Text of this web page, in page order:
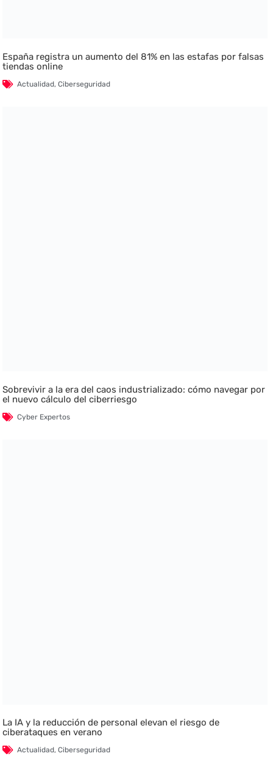
España registra un aumento del 81% en las estafas por falsas
tiendas online
Actualidad,Ciberseguridad
Sobrevivir a la era del caos industrializado: cómo navegar por
el nuevo cálculo del ciberriesgo
Cyber Expertos
La IA y la reducción de personal elevan el riesgo de
ciberataques en verano
Actualidad,Ciberseguridad